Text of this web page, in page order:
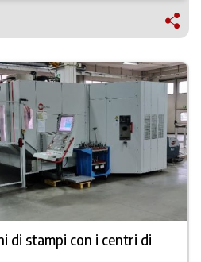
di stampi con i centri di